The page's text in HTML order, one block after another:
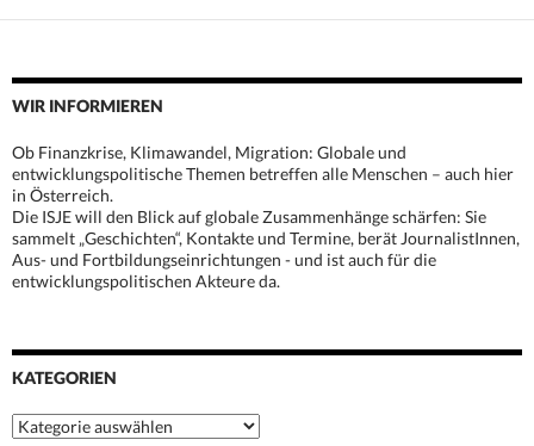
WIR INFORMIEREN
Ob Finanzkrise, Klimawandel, Migration: Globale und
entwicklungspolitische Themen betreffen alle Menschen – auch hier
in Österreich.
Die ISJE will den Blick auf globale Zusammenhänge schärfen: Sie
sammelt „Geschichten“, Kontakte und Termine, berät JournalistInnen,
Aus- und Fortbildungseinrichtungen - und ist auch für die
entwicklungspolitischen Akteure da.
KATEGORIEN
Kategorien